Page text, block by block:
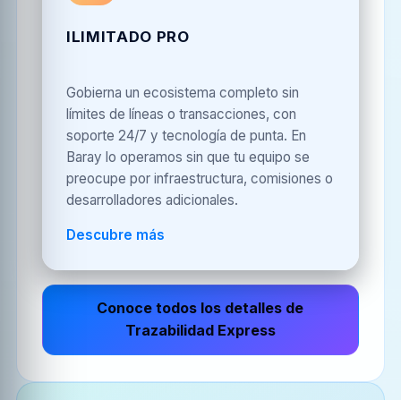
ILIMITADO PRO
Gobierna un ecosistema completo sin
límites de líneas o transacciones, con
soporte 24/7 y tecnología de punta. En
Baray lo operamos sin que tu equipo se
preocupe por infraestructura, comisiones o
desarrolladores adicionales.
Descubre más
Conoce todos los detalles de
Trazabilidad Express